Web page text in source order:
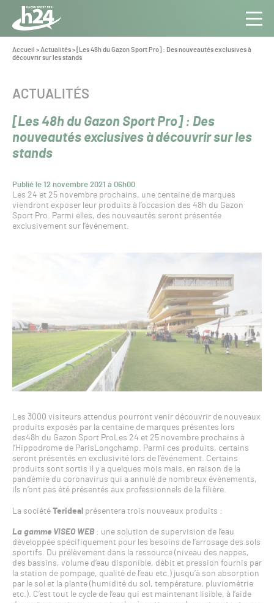
Panneau de gestion des cookies
Aller au contenu
Toute
l’info
du Gazon
Vous
êtes
Accueil >Actualités>
[Les 48h du Gazon Sport Pro] : Des nouveautés exclusives à
découvrir sur les stands
[Les 48h du Gazon Sport Pro] : Des
nouveautés exclusives à découvrir sur les
stands
Publié le 12 novembre 2021 à 06h00
CATÉGORIE :
ACTUALITÉS
Les 24 et 25 novembre prochains, une centaine de marques
viendront exposer leur produits à l’occasion des 48h du Gazon
Sport Pro. Parmi elles, des nouveautés seront présentée
exclusivement sur l’événement.
Les 3000 visiteurs attendus pourront venir découvrir de nouveaux
produits exposés par la centaine de marques présentes lors
des48h du Gazon Sport ProLes 24 et 25 novembre prochains à
l’Hippodrome de ParisLongchamp. Parmi ces produits, certains
seront présentés en exclusivité lors de l’événement. Certains
produits sont sortis il y a quelques mois mais, en raison de la
pandémie du coronavirus qui a annulé de nombreux événements,
ils n’ont pas été présentés aux professionnels de la filière.
La société Terideal présentera trois nouveaux produits :
La gamme VISEO WEB: une solution de supervision de l’eau
développée spécifiquement pour les besoins de l’arrosage des sols
sportifs. Du prélèvement dans la ressource (niveau des nappes,
des bassins, volume d’eau disponible, débit et pression fournis par
la station de pompage, qualité de l’eau etc.) jusqu’à son absorption
par le sol et la plante (humidité du sol, température, pluviométrie
etc.). C’est tout le cycle de l’eau qui est maintenant lisible, à l’aide